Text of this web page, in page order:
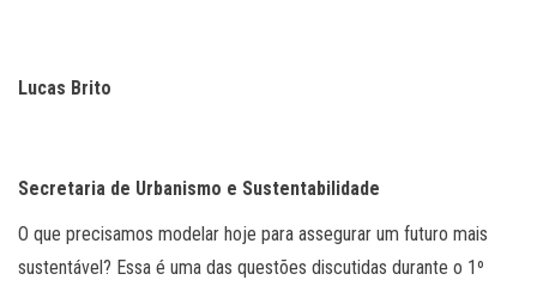
Lucas Brito
Secretaria de Urbanismo e Sustentabilidade
O que precisamos modelar hoje para assegurar um futuro mais
sustentável? Essa é uma das questões discutidas durante o 1º